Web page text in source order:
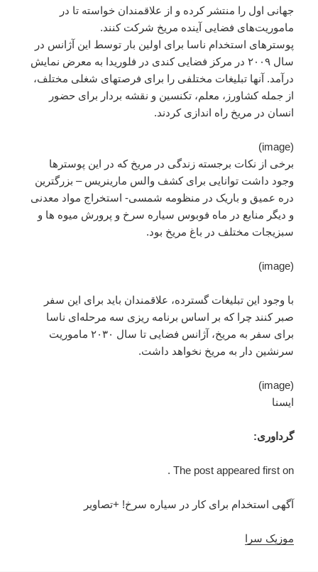
جهانی اول را منتشر کرده و از علاقمندان خواسته تا در
ماموریت‌های فضایی آینده مریخ شرکت کنند.
پوسترهای استخدام ناسا برای اولین بار توسط این آژانس در
سال ۲۰۰۹ در مرکز فضایی کندی در فلوریدا به معرض نمایش
درآمد. آنها تبلیغات مختلفی را برای فرصتهای شغلی مختلف،
از جمله کشاورز، معلم، تکنسین و نقشه بردار برای حضور
انسان در مریخ راه اندازی کردند.
(image)
برخی از نکات برجسته زندگی در مریخ که در این پوسترها
وجود داشت توانایی برای کشف والس مارینریس – بزرگترین
دره عمیق و باریک در منظومه شمسی- استخراج مواد معدنی
و دیگر منابع در ماه فوبوس سیاره سرخ و پرورش میوه ها و
سبزیجات مختلف در باغ مریخ بود.
(image)
با وجود این تبلیغات گسترده، علاقمندان باید برای این سفر
صبر کنند چرا که بر اساس برنامه ریزی سه مرحله‌ای ناسا
برای سفر به مریخ، آژانس فضایی تا سال ۲۰۳۰ ماموریت
سرنشین دار به مریخ نخواهد داشت.
(image)
ایسنا
گرداوری:
The post appeared first on .
آگهی استخدام برای کار در سیاره سرخ! +تصاویر
موزیک سرا